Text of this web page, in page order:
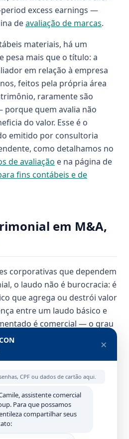
excess earnings —
deavaliação de marcas.
materiais, há um
pesa mais que o título: a
em relação à empresa
feitos pela própria área
raramente são
quem avalia não
do valor. Esse é o
emitido por consultoria
como detalhamos no
de avaliação e na página de
fins contábeis e de
em M&A,
corporativas que dependem
o laudo não é burocracia: é
que agrega ou destrói valor
entre um laudo básico e
é comercial — o grau
o poder de barganha
Patrimonial Agrega
Corporativas
um laudo independente
(que
para baixo) e ativos
×
CPF ou dados de cartão aqui.
assistente comercial
Para que possamos
compartilhar seus